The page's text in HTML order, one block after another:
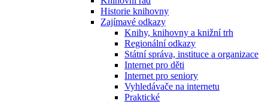
Historie knihovny
Zajímavé odkazy
Knihy, knihovny a knižní trh
Regionální odkazy
Státní správa, instituce a organizace
Internet pro děti
Internet pro seniory
Vyhledávače na internetu
Praktické